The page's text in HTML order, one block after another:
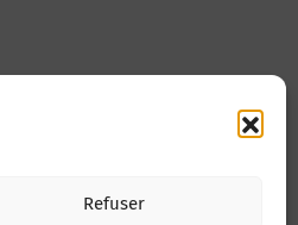
Refuser